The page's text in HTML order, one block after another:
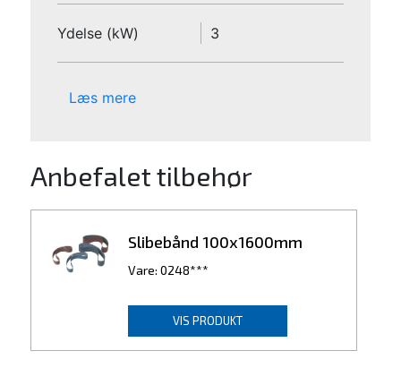
Ydelse (kW) 3
Læs mere
Anbefalet tilbehør
Slibebånd 100x1600mm
Vare: 0248***
VIS PRODUKT